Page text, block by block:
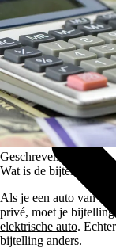
Auto Diensten
Geschreven door
Arie
Wat is de bijtelling
Als je een auto van de
privé, moet je
elektrische auto.
bijtelling anders.